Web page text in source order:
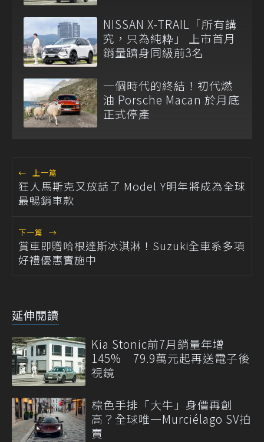
NISSAN X-TRAIL「所有講
究，只為純粋」 上市首月
銷量躋身同級前3名
一個時代的終結！初代燃
油 Porsche Macan 於月底
正式停產
← 上一篇
狂人馬斯克又放話了 Model Y明年將成為全球
最暢銷車款
下一篇 →
賞車即贈哈根達斯冰淇淋！Suzuki全車系多項
好禮優惠實施中
延伸閱讀
Kia Stonic前7月銷量年增
145% 79.9萬元起再送電子後
視鏡
棕色手排「大牛」身價再創
高？全球唯一Murciélago SV拍
賣